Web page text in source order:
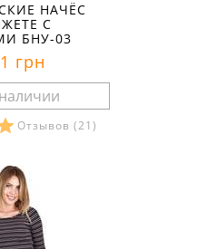
НАЧЁС
С
БНУ-03
грн
Отзывов (21)